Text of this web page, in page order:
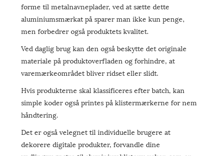
forme til metalnavneplader, ved at sætte dette
aluminiumsmærkat på sparer man ikke kun penge,
men forbedrer også produktets kvalitet.
Ved daglig brug kan den også beskytte det originale
materiale på produktoverfladen og forhindre, at
varemærkeområdet bliver ridset eller slidt.
Hvis produkterne skal klassificeres efter batch, kan
simple koder også printes på klistermærkerne for nem
håndtering.
Det er også velegnet til individuelle brugere at
dekorere digitale produkter, forvandle dine